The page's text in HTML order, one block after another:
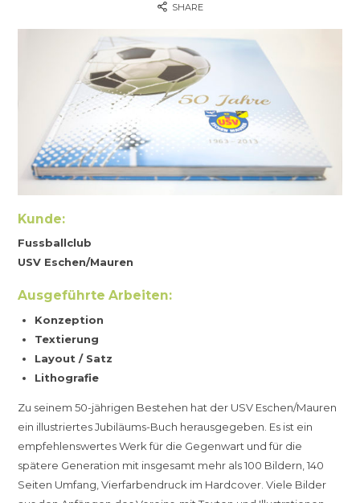
SHARE
Kunde:
Fussballclub
USV Eschen/Mauren
Ausgeführte Arbeiten:
Konzeption
Textierung
Layout / Satz
Lithografie
Zu seinem 50-jährigen Bestehen hat der USV Eschen/Mauren
ein illustriertes Jubiläums-Buch herausgegeben. Es ist ein
empfehlenswertes Werk für die Gegenwart und für die
spätere Generation mit insgesamt mehr als 100 Bildern, 140
Seiten Umfang, Vierfarbendruck im Hardcover. Viele Bilder